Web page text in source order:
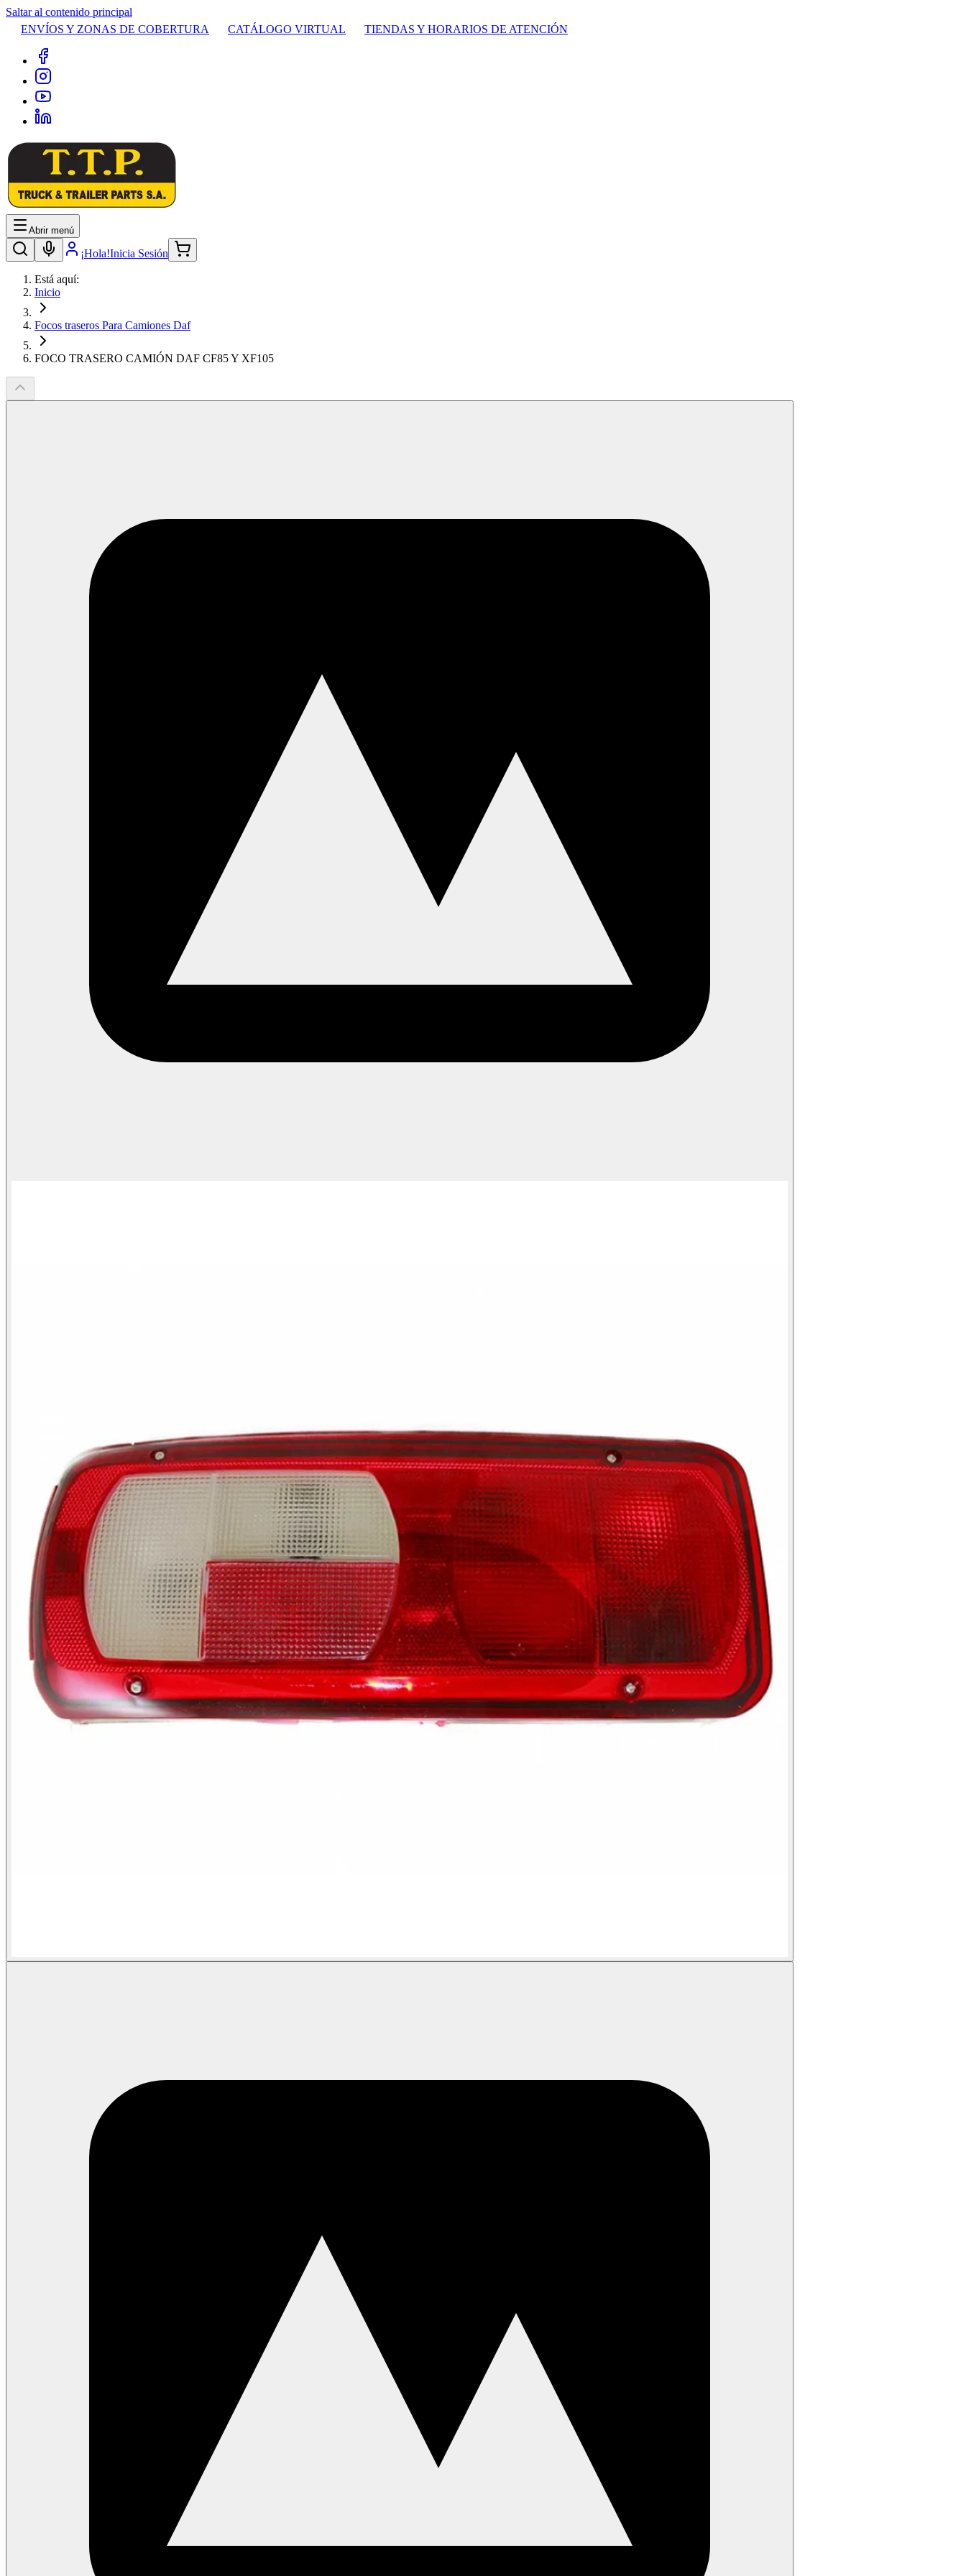
Saltar al contenido principal
ENVÍOS Y ZONAS DE COBERTURA
CATÁLOGO VIRTUAL TIENDAS Y HORARIOS DE ATENCIÓN
Abrir menú
¡Hola!Inicia Sesión
Está aquí:
Inicio
Focos traseros Para Camiones Daf
FOCO TRASERO CAMIÓN DAF CF85 Y XF105